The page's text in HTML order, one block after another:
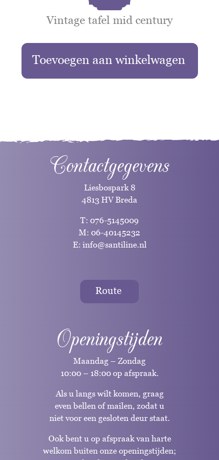
Vintage tafel mid century
Toevoegen aan winkelwagen
Contactgegevens
Liesbospark 8
4813 HV Breda
T: 076-5145009
M: 06-40145232
E: info@santiline.nl
Route
Openingstijden
Maandag – Zondag
10:00 – 18:00 op afspraak.
Als u langs wilt komen, graag
even bellen of mailen, zodat u
niet voor een gesloten deur staat.
Ook bent u op afspraak van harte
welkom buiten onze openingstijden;